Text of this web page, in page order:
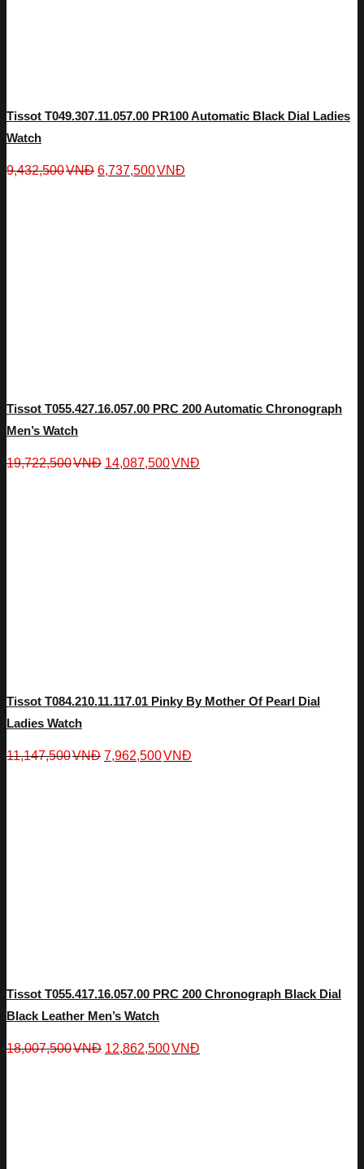
Tissot T049.307.11.057.00 PR100 Automatic Black Dial Ladies
Watch
9,432,500VNĐ 6,737,500VNĐ
Tissot T055.427.16.057.00 PRC 200 Automatic Chronograph
Men’s Watch
19,722,500VNĐ 14,087,500VNĐ
Tissot T084.210.11.117.01 Pinky By Mother Of Pearl Dial
Ladies Watch
11,147,500VNĐ 7,962,500VNĐ
Tissot T055.417.16.057.00 PRC 200 Chronograph Black Dial
Black Leather Men’s Watch
18,007,500VNĐ 12,862,500VNĐ